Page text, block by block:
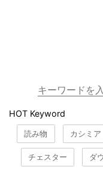
HOT Keyword
読み物 カシミア
チェスター ダ